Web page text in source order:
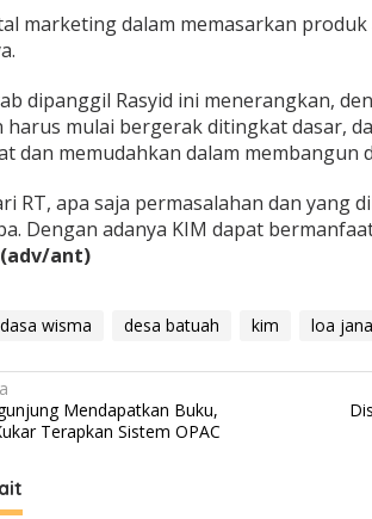
marketing dalam memasarkan
dipanggil Rasyid ini menerangkan,
harus mulai bergerak ditingkat dasar,
dan memudahkan dalam membangun
RT, apa saja permasalahan dan yang
Dengan adanya KIM dapat
(adv/ant)
wisma desa batuah kim loa
Mendapatkan Buku,
Terapkan Sistem OPAC